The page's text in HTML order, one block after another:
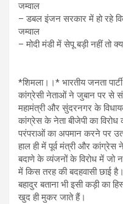
जम्वाल
– डबल इंजन सरकार में हो रहे
जम्वाल
– मोदी मंडी में सेपू बड़ी नहीं तो
*शिमला।।* भारतीय जनता
कांग्रेसी नेताओं ने जुबान पर से
महामंत्री और सुंदरनगर के
कांग्रेस के नेता बीजेपी का
परंपराओं का अपमान करने पर
हाल ही में पूर्व मंत्री और
बदाणे के व्यंजनों के विरोध में जो
में किस तरह की बदहवासी छाई
बहादुर बताना भी इसी कड़ी
खुद ही मुकर जाते हैं।